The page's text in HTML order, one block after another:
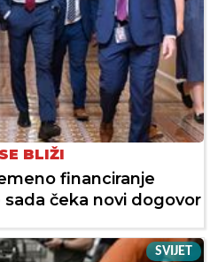
BLIŽI
financiranje
čeka novi dogovor
SVIJET